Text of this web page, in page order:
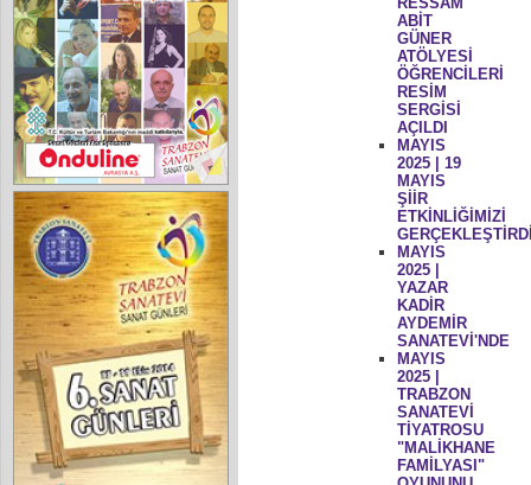
ABİT
GÜNER
ATÖLYESİ
ÖĞRENCİLERİ
RESİM
SERGİSİ
AÇILDI
MAYIS
2025 | 19
MAYIS
ŞİİR
ETKİNLİĞİMİZİ
MAYIS
2025 |
YAZAR
KADİR
AYDEMİR
SANATEVİ'NDE
MAYIS
2025 |
TRABZON
SANATEVİ
TİYATROSU
"MALİKHANE
FAMİLYASI"